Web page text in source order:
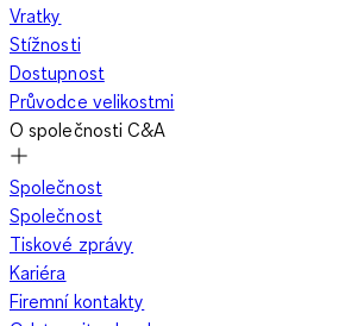
Vratky
Stížnosti
Dostupnost
Průvodce velikostmi
O společnosti C&A
Společnost
Společnost
Tiskové zprávy
Kariéra
Firemní kontakty